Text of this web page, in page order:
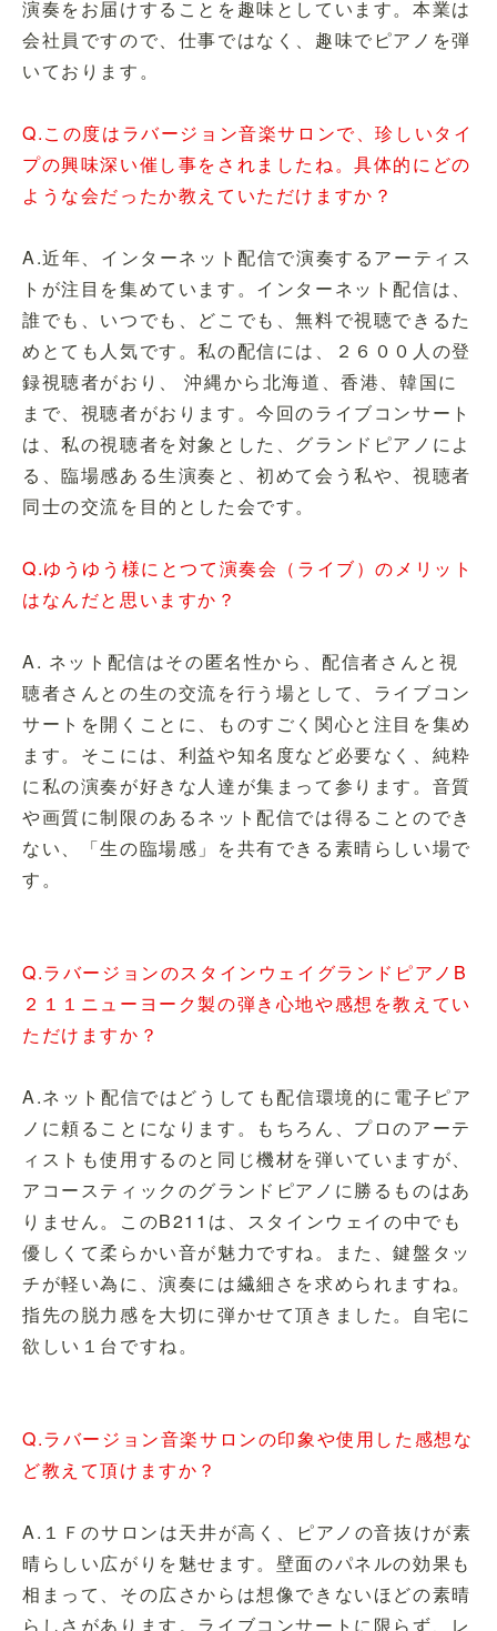
演奏をお届けすることを趣味としています。本業は
会社員ですので、仕事ではなく、趣味でピアノを弾
いております。
Q.この度はラバージョン音楽サロンで、珍しいタイ
プの興味深い催し事をされましたね。具体的にどの
ような会だったか教えていただけますか？
A.近年、インターネット配信で演奏するアーティス
トが注目を集めています。インターネット配信は、
誰でも、いつでも、どこでも、無料で視聴できるた
めとても人気です。私の配信には、２６００人の登
録視聴者がおり、 沖縄から北海道、香港、韓国に
まで、視聴者がおります。今回のライブコンサート
は、私の視聴者を対象とした、グランドピアノによ
る、臨場感ある生演奏と、初めて会う私や、視聴者
同士の交流を目的とした会です。
Q.ゆうゆう様にとつて演奏会（ライブ）のメリット
はなんだと思いますか？
A. ネット配信はその匿名性から、配信者さんと視
聴者さんとの生の交流を行う場として、ライブコン
サートを開くことに、ものすごく関心と注目を集め
ます。そこには、利益や知名度など必要なく、純粋
に私の演奏が好きな人達が集まって参ります。音質
や画質に制限のあるネット配信では得ることのでき
ない、「生の臨場感」を共有できる素晴らしい場で
す。
Q.ラバージョンのスタインウェイグランドピアノB
２１１ニューヨーク製の弾き心地や感想を教えてい
ただけますか？
A.ネット配信ではどうしても配信環境的に電子ピア
ノに頼ることになります。もちろん、プロのアーテ
ィストも使用するのと同じ機材を弾いていますが、
アコースティックのグランドピアノに勝るものはあ
りません。このB211は、スタインウェイの中でも
優しくて柔らかい音が魅力ですね。また、鍵盤タッ
チが軽い為に、演奏には繊細さを求められますね。
指先の脱力感を大切に弾かせて頂きました。自宅に
欲しい１台ですね。
Q.ラバージョン音楽サロンの印象や使用した感想な
ど教えて頂けますか？
A.１Ｆのサロンは天井が高く、ピアノの音抜けが素
晴らしい広がりを魅せます。壁面のパネルの効果も
相まって、その広さからは想像できないほどの素晴
らしさがあります。ライブコンサートに限らず、レ